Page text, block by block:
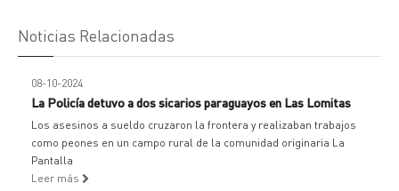
Noticias Relacionadas
08-10-2024
La Policía detuvo a dos sicarios paraguayos en Las Lomitas
Los asesinos a sueldo cruzaron la frontera y realizaban trabajos
como peones en un campo rural de la comunidad originaria La
Pantalla
Leer más